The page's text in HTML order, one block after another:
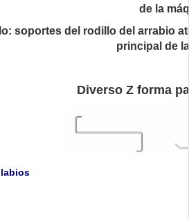
de la
soportes del rodillo del arrabio
principal de
Diverso Z forma
Z con los labios